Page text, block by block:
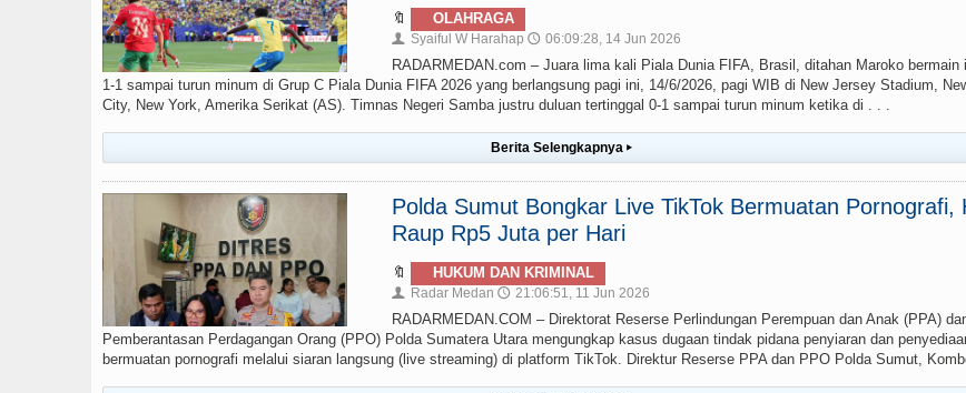
🔖 OLAHRAGA
👤 Syaiful W Harahap 🕔 06:09:28, 14 Jun 2026
RADARMEDAN.com – Juara lima kali Piala Dunia FIFA, Brasil, ditahan Maroko bermain
1-1 sampai turun minum di Grup C Piala Dunia FIFA 2026 yang berlangsung pagi ini, 14/6/2026, pagi WIB di New Jersey Stadium,
City, New York, Amerika Serikat (AS). Timnas Negeri Samba justru duluan tertinggal 0-1 sampai turun minum ketika di . . .
Berita Selengkapnya ▸
Polda Sumut Bongkar Live TikTok Bermuatan Pornografi,
Raup Rp5 Juta per Hari
🔖 HUKUM DAN KRIMINAL
👤 Radar Medan 🕔 21:06:51, 11 Jun 2026
RADARMEDAN.COM – Direktorat Reserse Perlindungan Perempuan dan Anak (PPA)
Pemberantasan Perdagangan Orang (PPO) Polda Sumatera Utara mengungkap kasus dugaan tindak pidana penyiaran dan
bermuatan pornografi melalui siaran langsung (live streaming) di platform TikTok. Direktur Reserse PPA dan PPO Polda Sumut,